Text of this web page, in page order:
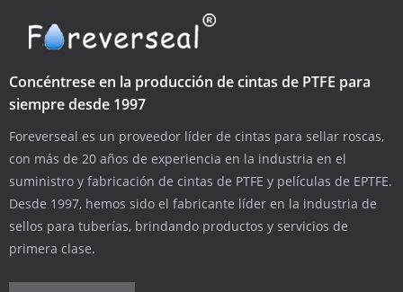
Concéntrese en la producción de cintas de PTFE para
siempre desde 1997
Foreverseal es un proveedor líder de cintas para sellar roscas,
con más de 20 años de experiencia en la industria en el
suministro y fabricación de cintas de PTFE y películas de EPTFE.
Desde 1997, hemos sido el fabricante líder en la industria de
sellos para tuberías, brindando productos y servicios de
primera clase.